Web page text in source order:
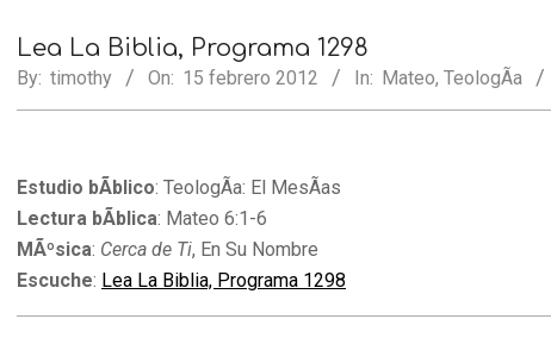
Lea La Biblia, Programa 1298
By: timothy On: 15 febrero 2012 In: Mateo, TeologÃ­a
Estudio bÃ­blico: TeologÃ­a: El MesÃ­as
Lectura bÃ­blica: Mateo 6:1-6
MÃºsica: Cerca de Ti, En Su Nombre
Escuche: Lea La Biblia, Programa 1298